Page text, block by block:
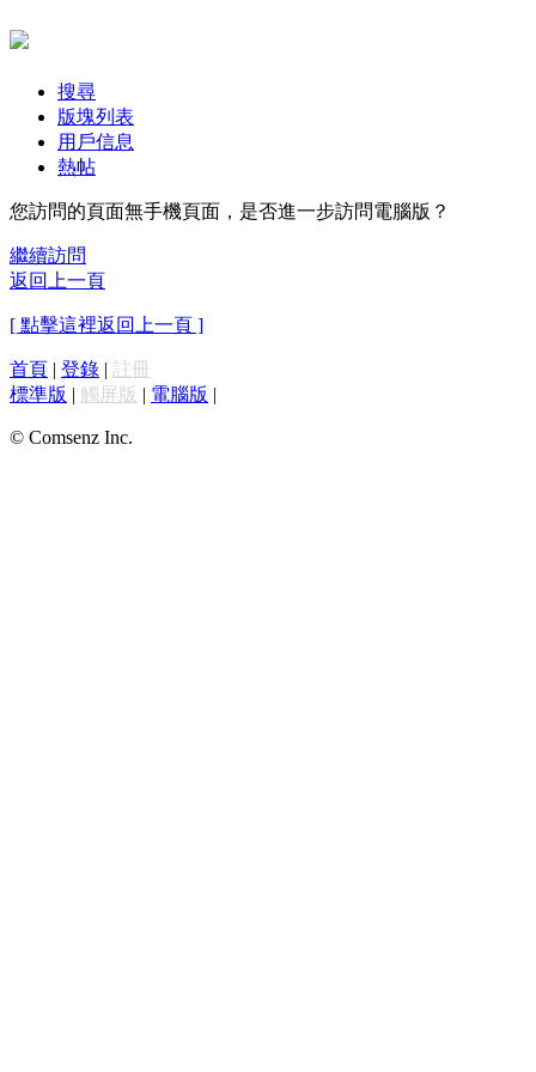
搜尋
版塊列表
用戶信息
熱帖
您訪問的頁面無手機頁面，是否進一步訪問電腦版？
繼續訪問
返回上一頁
[ 點擊這裡返回上一頁 ]
首頁 | 登錄 | 註冊
標準版 | 觸屏版 | 電腦版 |
© Comsenz Inc.